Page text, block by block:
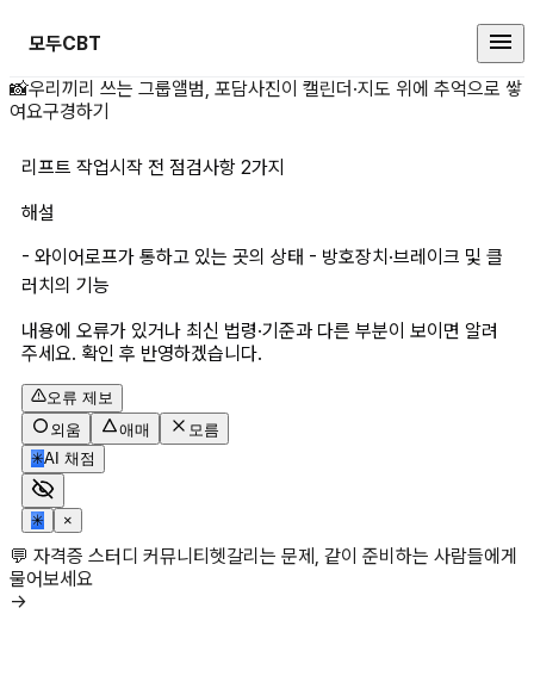
모두CBT
리프트 작업시작 전 점검사항 2가
📸우리끼리 쓰는 그룹앨범, 포담사진이 캘린더·지도 위에 추억으로 쌓
여요구경하기
리프트 작업시작 전 점검사항 2가지
해설
- 와이어로프가 통하고 있는 곳의 상태 - 방호장치·브레이크 및 클
러치의 기능
내용에 오류가 있거나 최신 법령·기준과 다른 부분이 보이면 알려
주세요. 확인 후 반영하겠습니다.
오류 제보
외움
애매
모름
✳AI 채점
✳ ×
💬 자격증 스터디 커뮤니티헷갈리는 문제, 같이 준비하는 사람들에게
물어보세요
→